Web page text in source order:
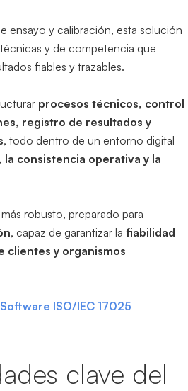
ensayo y calibración, esta solución
y de competencia que
fiables y trazables.
procesos técnicos, control
registro de resultados y
, todo dentro de un entorno digital
la consistencia operativa y la
robusto, preparado para
, capaz de garantizar la fiabilidad
clientes y organismos
ISO/IEC 17025
clave del